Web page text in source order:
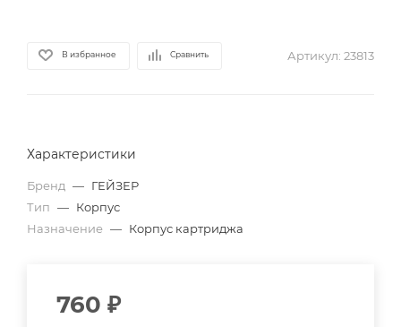
В избранное Сравнить Артикул: 23813
Характеристики
Бренд — ГЕЙЗЕР
Тип — Корпус
Назначение — Корпус картриджа
760 ₽